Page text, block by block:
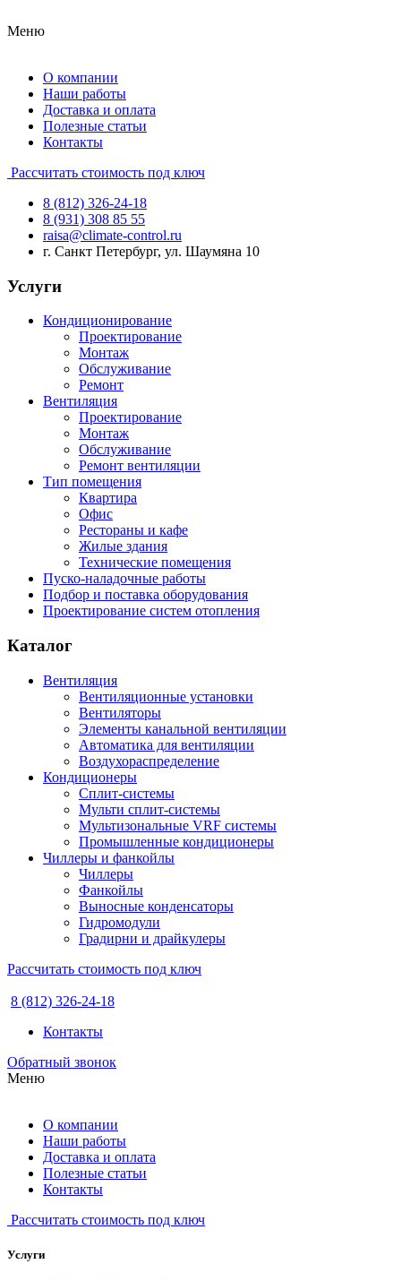
Меню
О компании
Наши работы
Доставка и оплата
Полезные статьи
Контакты
Рассчитать стоимость под ключ
8 (812) 326-24-18
8 (931) 308 85 55
raisa@climate-control.ru
г. Санкт Петербург, ул. Шаумяна 10
Услуги
Кондиционирование
Проектирование
Монтаж
Обслуживание
Ремонт
Вентиляция
Проектирование
Монтаж
Обслуживание
Ремонт вентиляции
Тип помещения
Квартира
Офис
Рестораны и кафе
Жилые здания
Технические помещения
Пуско-наладочные работы
Подбор и поставка оборудования
Проектирование систем отопления
Каталог
Вентиляция
Вентиляционные установки
Вентиляторы
Элементы канальной вентиляции
Автоматика для вентиляции
Воздухораспределение
Кондиционеры
Сплит-системы
Мульти сплит-системы
Мультизональные VRF системы
Промышленные кондиционеры
Чиллеры и фанкойлы
Чиллеры
Фанкойлы
Выносные конденсаторы
Гидромодули
Градирни и драйкулеры
Рассчитать стоимость под ключ
8 (812) 326-24-18
Контакты
Обратный звонок
Меню
О компании
Наши работы
Доставка и оплата
Полезные статьи
Контакты
Рассчитать стоимость под ключ
Услуги